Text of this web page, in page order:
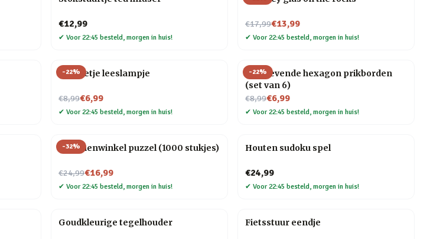
€12,99
✔ Voor 22:45 besteld, morgen in huis!
€17,99
Nu voor€13,99
✔ Voor 22:45 besteld, morgen in huis!
-22%
Mannetje leeslampje
€8,99
Nu voor€6,99
✔ Voor 22:45 besteld, morgen in huis!
-22%
Zelfklevende hexagon prikborden
(set van 6)
€8,99
Nu voor€6,99
✔ Voor 22:45 besteld, morgen in huis!
-32%
Bloemenwinkel puzzel (1000 stukjes)
€24,99
Nu voor€16,99
✔ Voor 22:45 besteld, morgen in huis!
Houten sudoku spel
€24,99
✔ Voor 22:45 besteld, morgen in huis!
Goudkleurige tegelhouder Fietsstuur eendje